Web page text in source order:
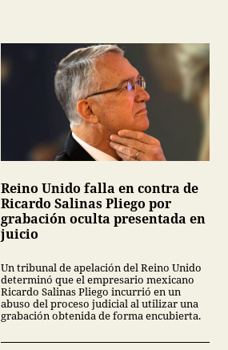
Reino Unido falla en contra de
Ricardo Salinas Pliego por
grabación oculta presentada en
juicio
Un tribunal de apelación del Reino Unido
determinó que el empresario mexicano
Ricardo Salinas Pliego incurrió en un
abuso del proceso judicial al utilizar una
grabación obtenida de forma encubierta.